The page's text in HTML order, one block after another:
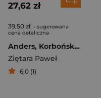
27,62 zł
39,50 zł - sugerowana
cena detaliczna
Anders, Korboński, Sieniewicz... Szkice z dziejów Drugiej Wielkiej Emigracji
Ziętara Paweł
6,0 (1)